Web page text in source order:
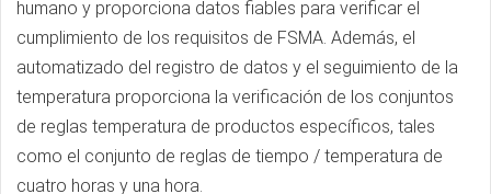
humano y proporciona datos fiables para verificar el
cumplimiento de los requisitos de FSMA. Además, el
automatizado del registro de datos y el seguimiento de la
temperatura proporciona la verificación de los conjuntos
de reglas temperatura de productos específicos, tales
como el conjunto de reglas de tiempo / temperatura de
cuatro horas y una hora.